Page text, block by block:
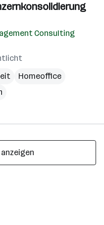
Consulting
Homeoffice